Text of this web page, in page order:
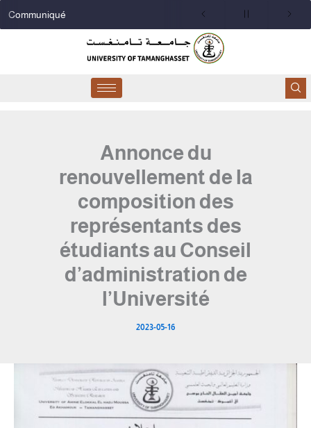
Communiqué
Annonce du
renouvellement de la
composition des
représentants des
étudiants au Conseil
d’administration de
l’Université
2023-05-16